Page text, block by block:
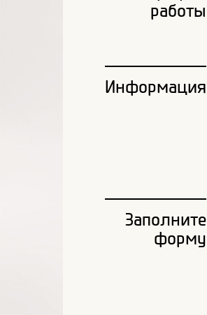
работы
Информация
Заполните
форму